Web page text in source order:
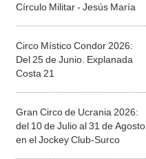
Círculo Militar - Jesús María
Circo Místico Condor 2026:
Del 25 de Junio. Explanada
Costa 21
Gran Circo de Ucrania 2026:
del 10 de Julio al 31 de Agosto
en el Jockey Club-Surco